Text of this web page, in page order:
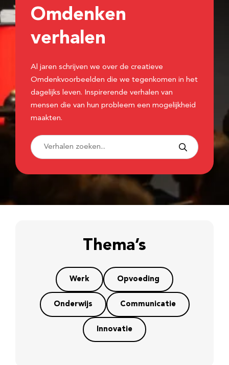
Omdenken
verhalen
Al jaren schrijven we over de creatieve
Omdenkvoorbeelden die we tegenkomen in het
dagelijks leven. Inspirerende verhalen van
mensen die van hun probleem een mogelijkheid
maakten.
Thema’s
Werk Opvoeding
Onderwijs Communicatie
Innovatie